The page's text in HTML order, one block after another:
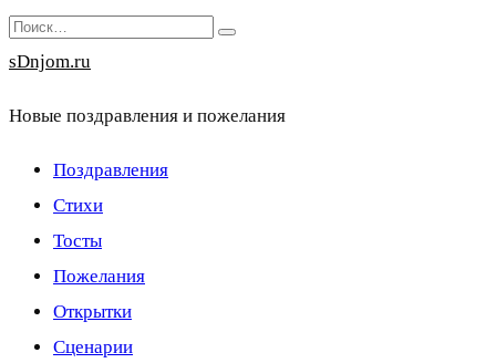
Перейти
к
Search
for:
sDnjom.ru
Новые поздравления и пожелания
Поздравления
Стихи
Тосты
Пожелания
Открытки
Сценарии